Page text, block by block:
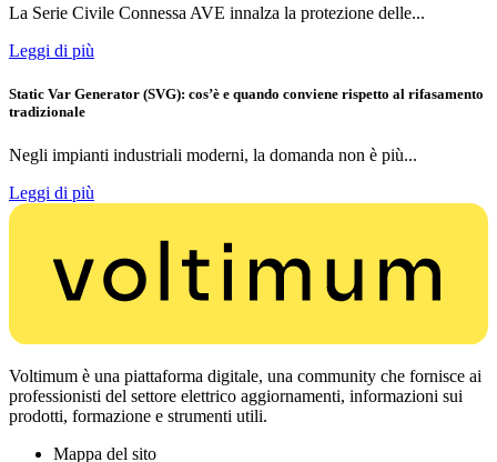
La Serie Civile Connessa AVE innalza la protezione delle...
Leggi di più
Static Var Generator (SVG): cos’è e quando conviene rispetto al rifasamento
tradizionale
Negli impianti industriali moderni, la domanda non è più...
Leggi di più
Voltimum è una piattaforma digitale, una community che fornisce ai
professionisti del settore elettrico aggiornamenti, informazioni sui
prodotti, formazione e strumenti utili.
Mappa del sito